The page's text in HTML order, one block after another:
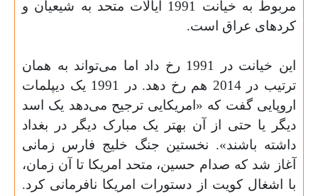
مربوط به خیانت 1991 ایالات متحد به شیعیان و
کردهای عراق است.
این خیانت در 1991 رخ داد اما می‌تواند به همان
ترتیب در 2014 هم رخ دهد. در 1991 یک دیپلمات
اروپایی گفت که «امریکایی ترجیح می‌دهد یک اسد
دیگر یا حتی از آن بهتر یک مبارک دیگر در بغداد
داشته باشند». نخستین جنگ خلیج فارس زمانی
آغاز شد که صدام حسین، متحد امریکا تا آن زمان،
با اشغال کویت از دستورات امریکا نافرمانی کرد.